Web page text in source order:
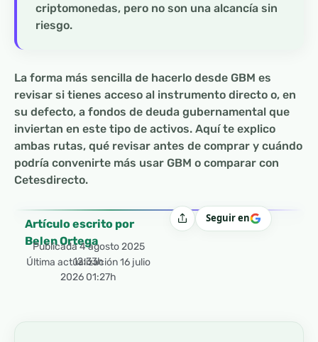
criptomonedas, pero no son una alcancía sin
riesgo.
La forma más sencilla de hacerlo desde GBM es
revisar si tienes acceso al instrumento directo o, en
su defecto, a fondos de deuda gubernamental que
inviertan en este tipo de activos. Aquí te explico
ambas rutas, qué revisar antes de comprar y cuándo
podría convenirte más usar GBM o comparar con
Cetesdirecto.
Artículo escrito por
Belen Ortega
Publicada4 agosto 2025
12:33h
Última actualización 16 julio
2026 01:27h
CompartirSeguir en